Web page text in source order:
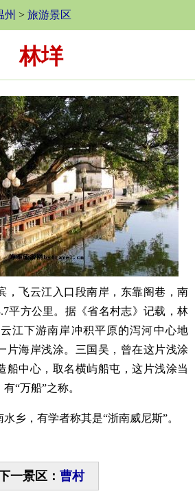
州 > 旅游景区
林垟
飞云江入口段南岸，东靠阁巷，南
平方公里。据《省名村志》记载，林
江下游南岸冲积平原的泻河中心地
片海岸浅涂。三国吴，曾在这片浅涂
船中心，取名横屿船屯，这片浅涂当
“万船”之称。
，有学者称其是“浙南威尼斯”。
一景区： 曹村